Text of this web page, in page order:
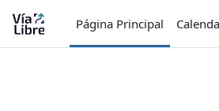
Página Principal